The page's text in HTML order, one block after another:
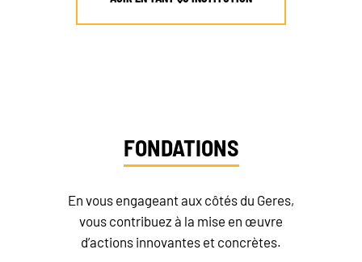
FONDATIONS
En vous engageant aux côtés du Geres,
vous contribuez à la mise en œuvre
d’actions innovantes et concrètes.